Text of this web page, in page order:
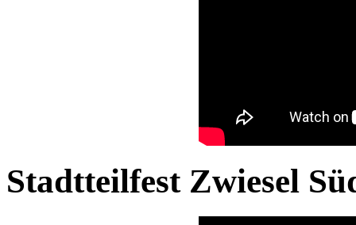
Stadtteilfest Zwiesel